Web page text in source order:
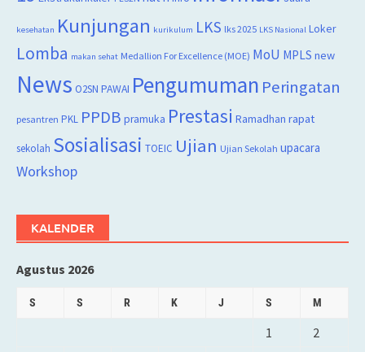
kesehatan Kunjungan kurikulum LKS lks 2025 LKS Nasional Loker
Lomba makan sehat Medallion For Excellence (MOE) MoU MPLS new
News O2SN PAWAI Pengumuman Peringatan
pesantren PKL PPDB pramuka Prestasi Ramadhan rapat
sekolah Sosialisasi TOEIC Ujian Ujian Sekolah upacara
Workshop
KALENDER
Agustus 2026
S S R K J S M
1
2